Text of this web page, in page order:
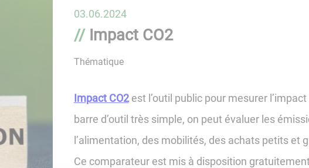
03.06.2024
Impact CO2
Thématique
Impact CO2est l’outil public pour mesurer
barre d’outil très simple, on peut évaluer les
l’alimentation, des mobilités, des achats petits et
Ce comparateur est mis à disposition